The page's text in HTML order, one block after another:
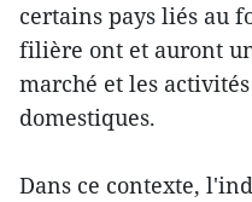
certains pays liés au
filière ont et auront
marché et les
domestiques.
Dans ce contexte,